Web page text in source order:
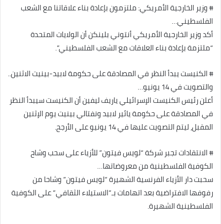
# وزير الخارجية الأمريكي: ملتزمون بإعادة بناء علاقاتنا مع الشعب
الفلسطيني…
أكد وزير الخارجية الأمريكي أنتوني بلينكن أن الولايات المتحدة
“ملتزمة بإعادة بناء العلاقات مع الشعب الفلسطيني”.
# الكنيست يبدأ النظر في المصادقة على حكومة لابيد-بينيت الاثنين..
والتصويت في 14 يونيو…
أعلن رئيس الكنيست الإسرائيلي ياريف ليفين أن الكنيست سيبدأ النظر
في المصادقة على حكومة يائير لابيد ونفتالي بينيت يوم الإثنين
المقبل، ليتم التصويت عليها في 14 يونيو على الأرجح.
# الانتقادات تجبر شركة “لويس فيتون” للأزياء على سحب وشاح
الكوفية الفلسطينية من معروضاتها…
سحبت دار الأزياء الفرنسية الشهيرة “لويس فيتون” وشاحا من
رفوفها الافتراضية بعد اتهامات بـ”الاستيلاء الثقافي” على الكوفية
الفلسطينية الشهيرة.